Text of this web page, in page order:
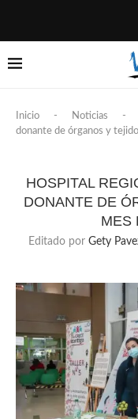
Inicio - Noticias -
donante de órganos y
HOSPITAL
DONANTE DE
MES
Editado por Gety